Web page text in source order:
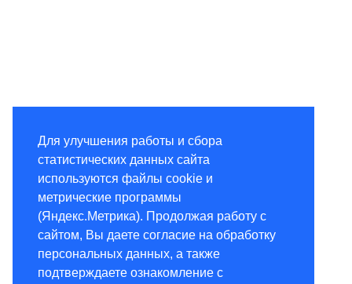
Для улучшения работы и сбора
статистических данных сайта
используются файлы cookie и
метрические программы
(Яндекс.Метрика). Продолжая работу с
сайтом, Вы даете согласие на обработку
персональных данных, а также
подтверждаете ознакомление с